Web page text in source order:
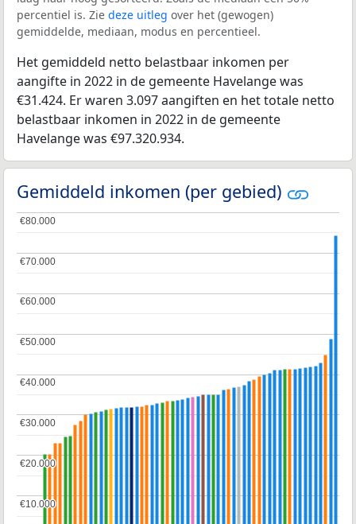
percentiel is. Zie deze uitleg over het (gewogen)
gemiddelde, mediaan, modus en percentieel.
Het gemiddeld netto belastbaar inkomen per
aangifte in 2022 in de gemeente Havelange was
€31.424. Er waren 3.097 aangiften en het totale netto
belastbaar inkomen in 2022 in de gemeente
Havelange was €97.320.934.
Gemiddeld inkomen (per gebied)
€10.000
€10.000
€20.000
€20.000
€30.000
€30.000
€40.000
€40.000
€50.000
€50.000
€60.000
€60.000
€70.000
€70.000
€80.000
€80.000